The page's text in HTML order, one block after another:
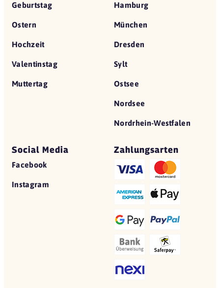
Geburtstag
Ostern
Hochzeit
Valentinstag
Muttertag
Hamburg
München
Dresden
Sylt
Ostsee
Nordsee
Nordrhein-Westfalen
Social Media
Facebook
Instagram
Zahlungsarten